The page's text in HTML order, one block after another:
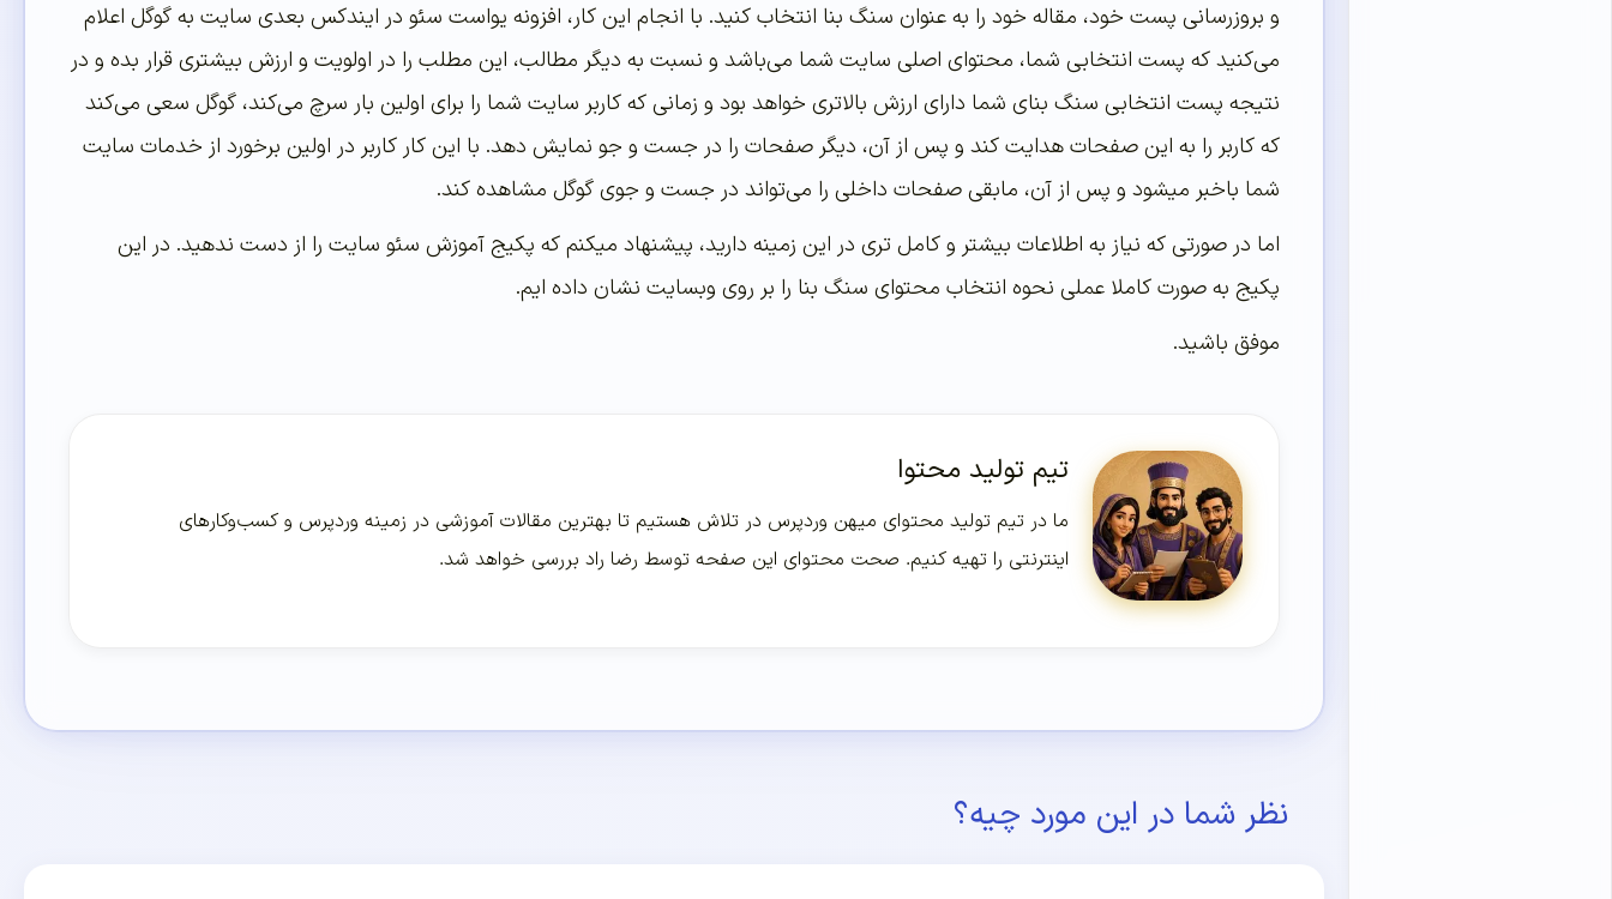
و بروزرسانی پست خود، مقاله خود را به عنوان سنگ بنا انتخاب کنید. با انجام این کار، افزونه یواست سئو در ایندکس بعدی سایت به گوگل اعلام
می‌کنید که پست انتخابی شما، محتوای اصلی سایت شما می‌باشد و نسبت به دیگر مطالب، این مطلب را در اولویت و ارزش بیشتری قرار بده و در
نتیجه پست انتخابی سنگ بنای شما دارای ارزش بالاتری خواهد بود و زمانی که کاربر سایت شما را برای اولین بار سرچ می‌کند، گوگل سعی می‌کند
که کاربر را به این صفحات هدایت کند و پس از آن، دیگر صفحات را در جست و جو نمایش دهد. با این کار کاربر در اولین برخورد از خدمات سایت
شما باخبر میشود و پس از آن، مابقی صفحات داخلی را می‌تواند در جست و جوی گوگل مشاهده کند.
اما در صورتی که نیاز به اطلاعات بیشتر و کامل تری در این زمینه دارید، پیشنهاد میکنم که پکیج آموزش سئو سایت را از دست ندهید. در این
پکیج به صورت کاملا عملی نحوه انتخاب محتوای سنگ بنا را بر روی وبسایت نشان داده ایم.
موفق باشید.
تیم تولید محتوا
ما در تیم تولید محتوای میهن وردپرس در تلاش هستیم تا بهترین مقالات آموزشی در زمینه وردپرس و کسب‌و‌کارهای
اینترنتی را تهیه کنیم. صحت محتوای این صفحه توسط رضا راد بررسی خواهد شد.
نظر شما در این مورد چیه؟